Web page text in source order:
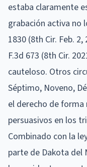
estaba claramente
grabación activa no
1830 (8th Cir. Feb.
F.3d 673 (8th Cir.
cauteloso. Otros
Séptimo, Noveno,
el derecho de
persuasivos en los
Combinado con la
parte de Dakota del